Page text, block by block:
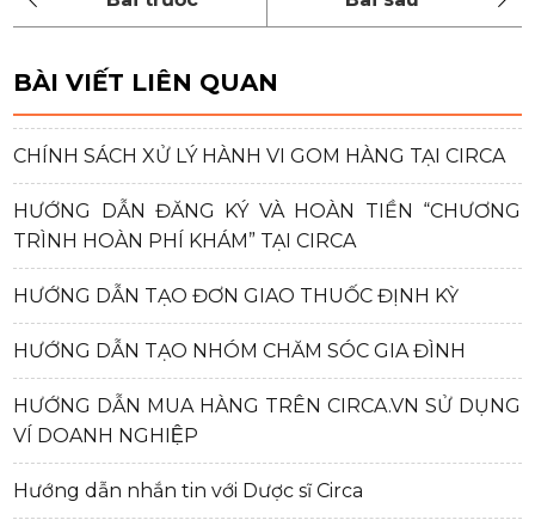
BÀI VIẾT LIÊN QUAN
CHÍNH SÁCH XỬ LÝ HÀNH VI GOM HÀNG TẠI CIRCA
HƯỚNG DẪN ĐĂNG KÝ VÀ HOÀN TIỀN “CHƯƠNG
TRÌNH HOÀN PHÍ KHÁM” TẠI CIRCA
HƯỚNG DẪN TẠO ĐƠN GIAO THUỐC ĐỊNH KỲ
HƯỚNG DẪN TẠO NHÓM CHĂM SÓC GIA ĐÌNH
HƯỚNG DẪN MUA HÀNG TRÊN CIRCA.VN SỬ DỤNG
VÍ DOANH NGHIỆP
Hướng dẫn nhắn tin với Dược sĩ Circa